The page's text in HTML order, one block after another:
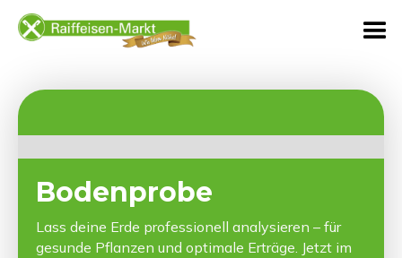
Bodenprobe
Lass deine Erde professionell analysieren – für
gesunde Pflanzen und optimale Erträge. Jetzt im